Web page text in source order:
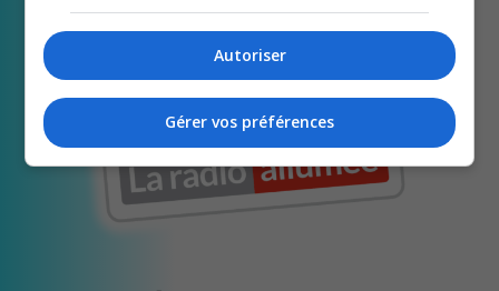
Autoriser
Gérer vos préférences